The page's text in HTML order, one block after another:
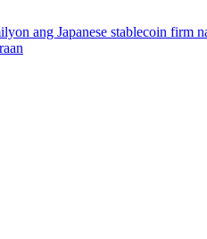
ang Japanese stablecoin firm